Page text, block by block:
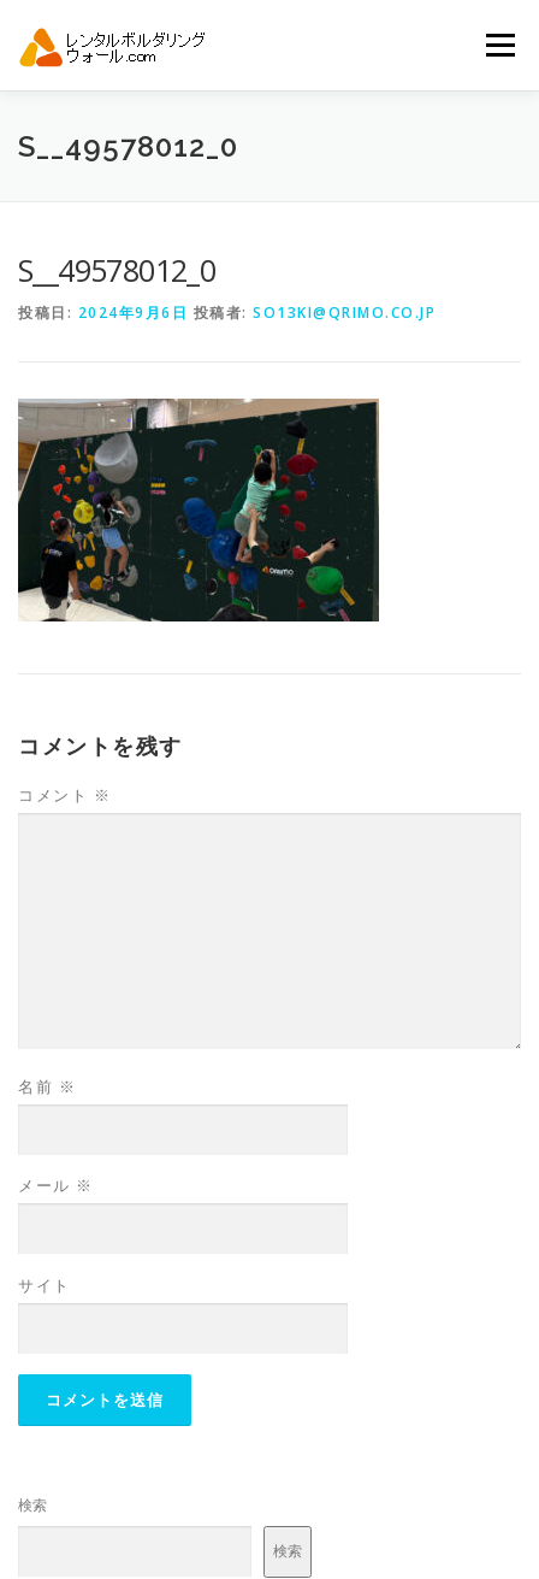
メニュー
トップ 自動見積り
S__49578012_0
S__49578012_0
投稿日: 2024年9月6日 投稿者: SO13KI@QRIMO.CO.JP
コメントを残す
コメント ※
名前 ※
メール ※
サイト
検索
検索